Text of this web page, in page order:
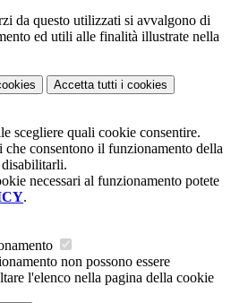
da questo utilizzati si avvalgono di
ed utili alle finalità illustrate nella
Accetta tutti i cookies
scegliere quali cookie consentire.
consentono il funzionamento della
necessari al funzionamento potete
.
non possono essere
l'elenco nella pagina della cookie